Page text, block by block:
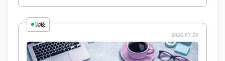
比較
2026.07.28